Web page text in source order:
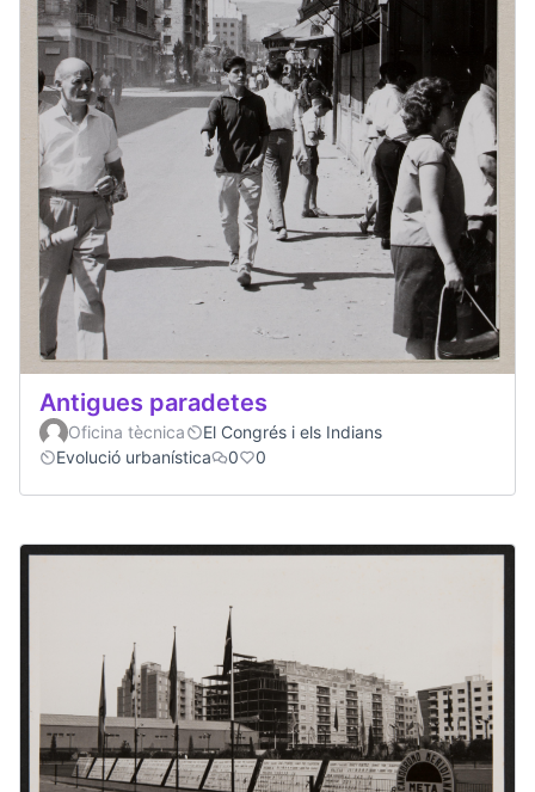
Antigues paradetes
Oficina tècnica
El Congrés i els Indians
Evolució urbanística
0 0